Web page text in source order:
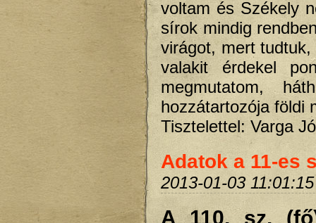
voltam és Székely
sírok mindig
virágot, mert
valakit érdekel
megmutatom,
hozzátartozója földi
Tisztelettel: Varga
Adatok a 11-es
2013-01-03 11:01:15
A 110. sz.